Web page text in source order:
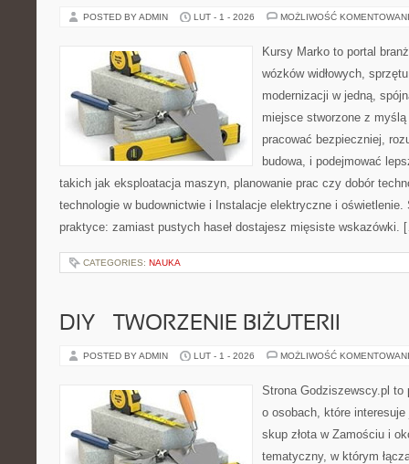
POSTED BY ADMIN LUT - 1 - 2026 MOŻLIWOŚĆ
Kursy Marko to portal
wózków widłowych,
modernizacji w jedną,
miejsce stworzone z
pracować bezpieczniej,
budowa, i podejmować
takich jak eksploatacja maszyn, planowanie prac czy dobór
technologie w budownictwie i Instalacje elektryczne i oświetlenie.
praktyce: zamiast pustych haseł dostajesz mięsiste wskazówki.
CATEGORIES: NAUKA
DIY – TWORZENIE BIŻUTERII
POSTED BY ADMIN LUT - 1 - 2026 MOŻLIWOŚĆ
Strona Godziszewscy.pl
o osobach, które
skup złota w Zamościu i
tematyczny, w którym